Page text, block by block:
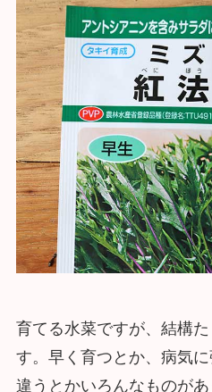
育てる水菜ですが、結構
す。早く育つとか、病気
違うとかいろんなものが